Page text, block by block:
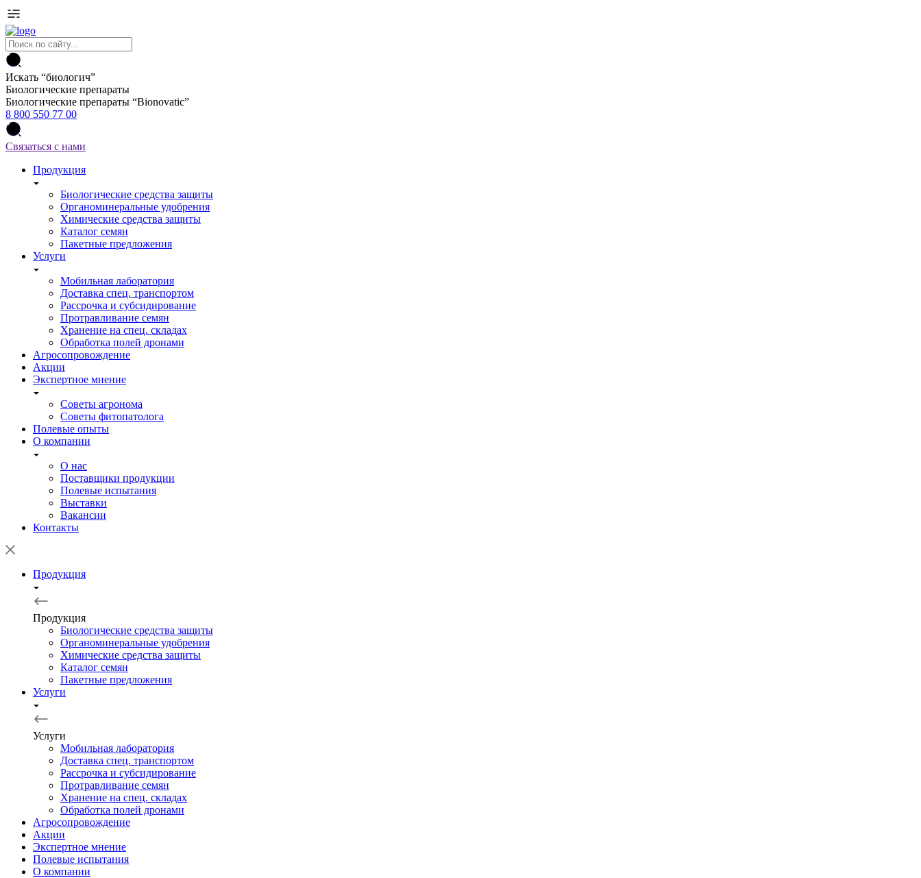
Искать “биологич”
Биологические препараты
Биологические препараты “Bionovatic”
8 800 550 77 00
Связаться с нами
Продукция
Биологические средства защиты
Органоминеральные удобрения
Химические средства защиты
Каталог семян
Пакетные предложения
Услуги
Мобильная лаборатория
Доставка спец. транспортом
Рассрочка и субсидирование
Протравливание семян
Хранение на спец. складах
Обработка полей дронами
Агросопровождение
Акции
Экспертное мнение
Советы агронома
Советы фитопатолога
Полевые опыты
О компании
О нас
Поставщики продукции
Полевые испытания
Выставки
Вакансии
Контакты
Продукция
Продукция
Биологические средства защиты
Органоминеральные удобрения
Химические средства защиты
Каталог семян
Пакетные предложения
Услуги
Услуги
Мобильная лаборатория
Доставка спец. транспортом
Рассрочка и субсидирование
Протравливание семян
Хранение на спец. складах
Обработка полей дронами
Агросопровождение
Акции
Экспертное мнение
Полевые испытания
О компании